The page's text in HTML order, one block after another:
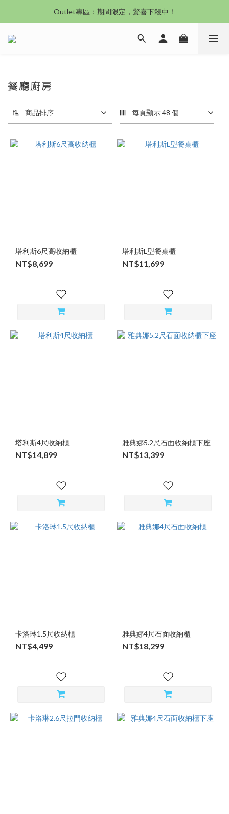
沙發新登場｜想躺就躺，頭等艙到商務艙一次擁有
餐廳廚房
商品排序 每頁顯示 48 個
塔利斯6尺高收納櫃
NT$8,699
塔利斯L型餐桌櫃
NT$11,699
塔利斯4尺收納櫃
NT$14,899
雅典娜5.2尺石面收納櫃下座
NT$13,399
卡洛琳1.5尺收納櫃
NT$4,499
雅典娜4尺石面收納櫃
NT$18,299